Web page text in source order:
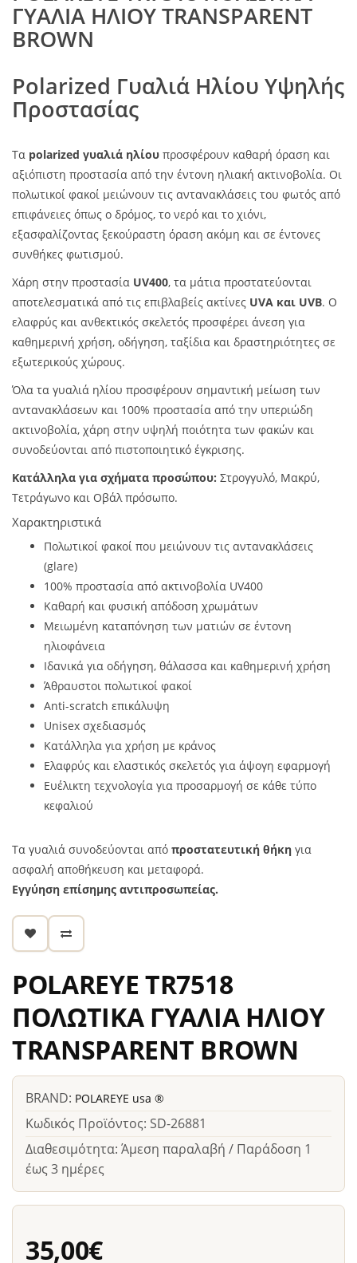
ΓΥΑΛΙΑ ΗΛΙΟΥ TRANSPARENT
BROWN
Polarized Γυαλιά Ηλίου Υψηλής
Προστασίας
Τα polarized γυαλιά ηλίου προσφέρουν καθαρή όραση και
αξιόπιστη προστασία από την έντονη ηλιακή ακτινοβολία. Οι
πολωτικοί φακοί μειώνουν τις αντανακλάσεις του φωτός από
επιφάνειες όπως ο δρόμος, το νερό και το χιόνι,
εξασφαλίζοντας ξεκούραστη όραση ακόμη και σε έντονες
συνθήκες φωτισμού.
Χάρη στην προστασία UV400, τα μάτια προστατεύονται
αποτελεσματικά από τις επιβλαβείς ακτίνες UVA και UVB. Ο
ελαφρύς και ανθεκτικός σκελετός προσφέρει άνεση για
καθημερινή χρήση, οδήγηση, ταξίδια και δραστηριότητες σε
εξωτερικούς χώρους.
Όλα τα γυαλιά ηλίου προσφέρουν σημαντική μείωση των
αντανακλάσεων και 100% προστασία από την υπεριώδη
ακτινοβολία, χάρη στην υψηλή ποιότητα των φακών και
συνοδεύονται από πιστοποιητικό έγκρισης.
Κατάλληλα για σχήματα προσώπου: Στρογγυλό, Μακρύ,
Τετράγωνο και Οβάλ πρόσωπο.
Χαρακτηριστικά
Πολωτικοί φακοί που μειώνουν τις αντανακλάσεις
(glare)
100% προστασία από ακτινοβολία UV400
Καθαρή και φυσική απόδοση χρωμάτων
Μειωμένη καταπόνηση των ματιών σε έντονη
ηλιοφάνεια
Ιδανικά για οδήγηση, θάλασσα και καθημερινή χρήση
Άθραυστοι πολωτικοί φακοί
Anti-scratch επικάλυψη
Unisex σχεδιασμός
Κατάλληλα για χρήση με κράνος
Ελαφρύς και ελαστικός σκελετός για άψογη εφαρμογή
Ευέλικτη τεχνολογία για προσαρμογή σε κάθε τύπο
κεφαλιού
Τα γυαλιά συνοδεύονται από προστατευτική θήκη για
ασφαλή αποθήκευση και μεταφορά.
Εγγύηση επίσημης αντιπροσωπείας.
POLAREYE TR7518
ΠΟΛΩΤΙΚΑ ΓΥΑΛΙΑ ΗΛΙΟΥ
TRANSPARENT BROWN
BRAND: POLAREYE usa ®
Κωδικός Προϊόντος: SD-26881
Διαθεσιμότητα: Άμεση παραλαβή / Παράδοση 1
έως 3 ημέρες
35,00€